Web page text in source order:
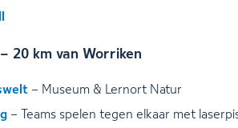
20 km van Worriken
– Museum & Lernort Natur
– Teams spelen tegen elkaar met